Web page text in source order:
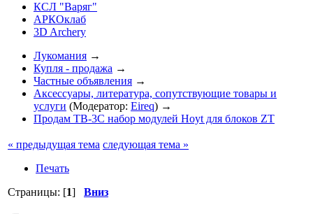
КСЛ "Варяг"
АРКОклаб
3D Archery
Лукомания →
Купля - продажа →
Частные объявления →
Аксессуары, литература, сопутствующие товары и
услуги (Модератор: Eireq) →
Продам TB-3C набор модулей Hoyt для блоков ZT
« предыдущая тема следующая тема »
Печать
Страницы: [1] Вниз